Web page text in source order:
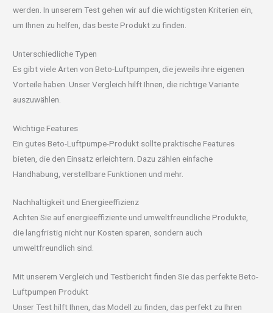
werden. In unserem Test gehen wir auf die wichtigsten Kriterien ein,
um Ihnen zu helfen, das beste Produkt zu finden.
Unterschiedliche Typen
Es gibt viele Arten von Beto-Luftpumpen, die jeweils ihre eigenen
Vorteile haben. Unser Vergleich hilft Ihnen, die richtige Variante
auszuwählen.
Wichtige Features
Ein gutes Beto-Luftpumpe-Produkt sollte praktische Features
bieten, die den Einsatz erleichtern. Dazu zählen einfache
Handhabung, verstellbare Funktionen und mehr.
Nachhaltigkeit und Energieeffizienz
Achten Sie auf energieeffiziente und umweltfreundliche Produkte,
die langfristig nicht nur Kosten sparen, sondern auch
umweltfreundlich sind.
Mit unserem Vergleich und Testbericht finden Sie das perfekte Beto-
Luftpumpen Produkt
Unser Test hilft Ihnen, das Modell zu finden, das perfekt zu Ihren